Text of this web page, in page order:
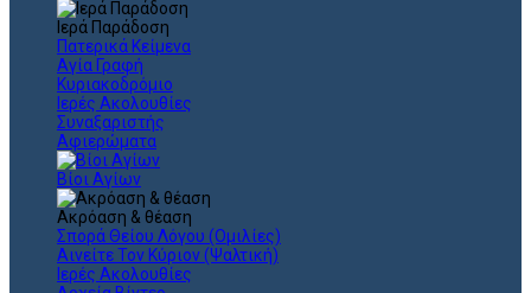
Ιερά Παράδοση
Πατερικά Κείμενα
Αγία Γραφή
Κυριακοδρόμιο
Ιερές Ακολουθίες
Συναξαριστής
Αφιερώματα
Βίοι Αγίων
Ακρόαση & θέαση
Σπορά Θείου Λόγου (Ομιλίες)
Αινείτε Τον Κύριον (Ψαλτική)
Ιερές Ακολουθίες